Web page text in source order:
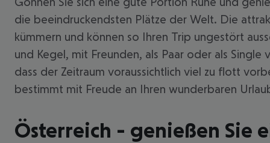
die beeindruckendsten Plätze der Welt. Die
kümmern und können so Ihren Trip ungestört
und Kegel, mit Freunden, als Paar oder als
dass der Zeitraum voraussichtlich viel zu flott
bestimmt mit Freude an Ihren wunderbaren
Österreich - genießen Sie